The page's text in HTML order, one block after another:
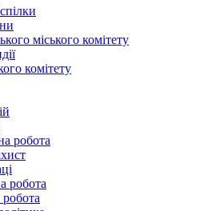
міського комітету
комітету
робота
робота